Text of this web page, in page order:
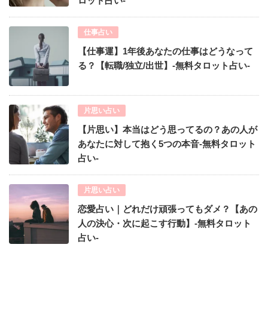
仕事占い
【仕事運】1年後あなたの仕事はどうなって
る？【転職/独立/出世】-無料タロット占い-
片思い占い
【片思い】本当はどう思ってるの？あの人が
あなたに対して抱く5つの本音-無料タロット
占い-
片思い占い
恋愛占い｜どれだけ頑張ってもダメ？【あの
人の決心・次に起こす行動】-無料タロット
占い-